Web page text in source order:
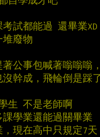
試都能過 還畢業XD
廢物
公事包喊著嗡嗡嗡
幹成，飛輪倒是踩
生 不是老師啊
學業還能過關畢業
現在高中只規定7天